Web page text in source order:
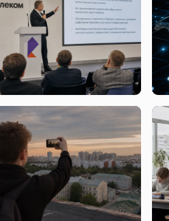
за новым
цифровых технологий
и ФРИИ